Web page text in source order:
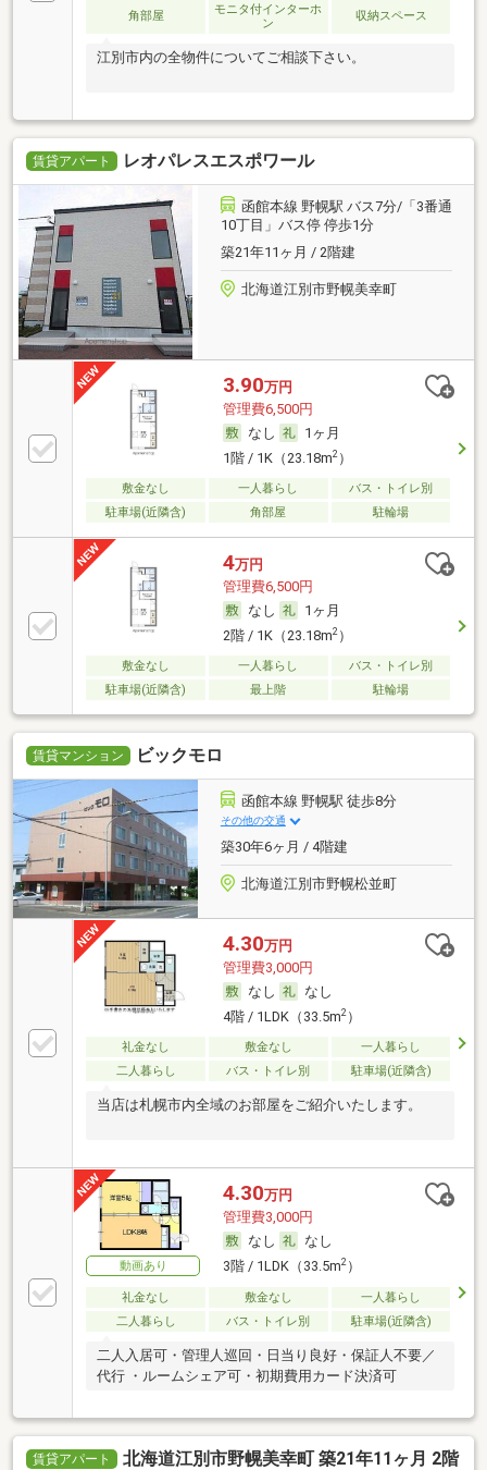
角部屋
モニタ付インターホ
ン
収納スペース
江別市内の全物件についてご相談下さい。
賃貸アパート レオパレスエスポワール
函館本線 野幌駅 バス7分/「3番通
10丁目」バス停 停歩1分
築21年11ヶ月 / 2階建
北海道江別市野幌美幸町
3.90万円
管理費6,500円
なし
1ヶ月
1階 / 1K（23.18m2）
敷金なし 一人暮らし
バス・トイレ別
駐車場(近隣含)
角部屋 駐輪場
4万円
管理費6,500円
なし
1ヶ月
2階 / 1K（23.18m2）
敷金なし 一人暮らし
バス・トイレ別
駐車場(近隣含)
最上階 駐輪場
賃貸マンション ビックモロ
函館本線 野幌駅 徒歩8分
その他の交通
築30年6ヶ月 / 4階建
北海道江別市野幌松並町
4.30万円
管理費3,000円
なし
なし
4階 / 1LDK（33.5m2）
礼金なし 敷金なし
一人暮らし
二人暮らし
バス・トイレ別 駐車場(近隣含)
当店は札幌市内全域のお部屋をご紹介いたします。
動画あり
4.30万円
管理費3,000円
なし
なし
3階 / 1LDK（33.5m2）
礼金なし 敷金なし
一人暮らし
二人暮らし
バス・トイレ別 駐車場(近隣含)
二人入居可・管理人巡回・日当り良好・保証人不要／
代行 ・ルームシェア可・初期費用カード決済可
賃貸アパート
北海道江別市野幌美幸町 築21年11ヶ月 2階